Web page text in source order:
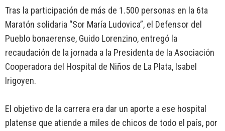
Tras la participación de más de 1.500 personas en la 6ta
Maratón solidaria “Sor María Ludovica”, el Defensor del
Pueblo bonaerense, Guido Lorenzino, entregó la
recaudación de la jornada a la Presidenta de la Asociación
Cooperadora del Hospital de Niños de La Plata, Isabel
Irigoyen.
El objetivo de la carrera era dar un aporte a ese hospital
platense que atiende a miles de chicos de todo el país, por